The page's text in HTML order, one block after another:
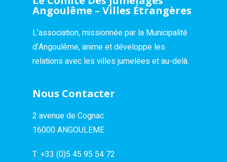
Angoulême – Villes Étrangères
L’association, missionnée par la Municipalité
d’Angoulême, anime et développe les
relations avec les villes jumelées et au-delà.
Nous Contacter
2 avenue de Cognac
16000 ANGOULEME
T: +33 (0)5 45 95 54 72